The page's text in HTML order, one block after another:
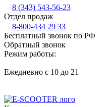
8 (343) 543-56-23
Отдел продаж
8-800-434 29 33
Бесплатный звонок по РФ
Обратный звонок
Режим работы:
Ежедневно с 10 до 21